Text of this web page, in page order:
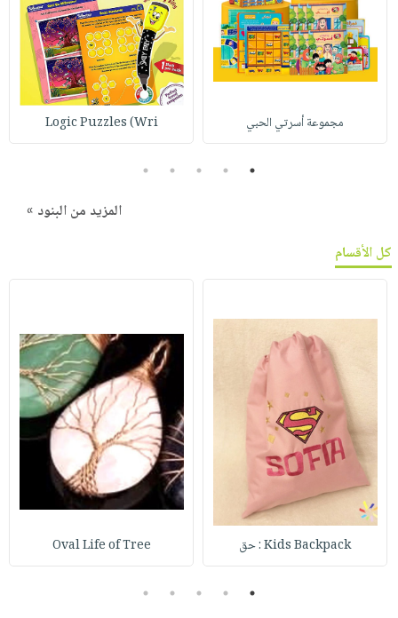
مجموعة أسرتي الحبي Logic Puzzles (Wri
1
2
3
4
5
المزيد من البنود »
كل الأقسام
Kids Backpack : حق Oval Life of Tree
1
2
3
4
5